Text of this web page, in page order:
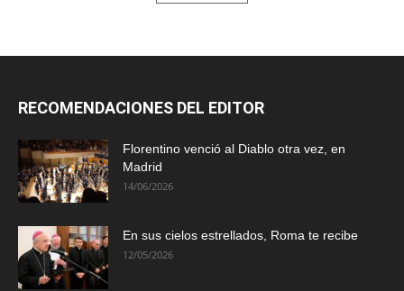
RECOMENDACIONES DEL EDITOR
Florentino venció al Diablo otra vez, en
Madrid
14/06/2026
En sus cielos estrellados, Roma te recibe
12/05/2026